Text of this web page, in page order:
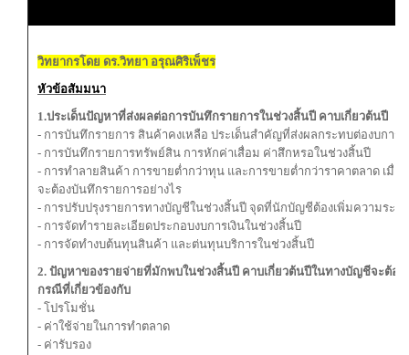
วิทยากรโดย ดร.วิทยา อรุณศิริเพ็ชร
หัวข้อสัมมนา
1.ประเด็นปัญหาที่ส่งผลต่อการบันทึกรายการในช่วงสิ้นปี คาบเกี่ยวต้นปี
- การบันทึกรายการ สินค้าคงเหลือ ประเด็นสำคัญที่ส่งผลกระทบต่องบการเ
- การบันทึกรายการทรัพย์สิน การหักค่าเสื่อม ค่าสึกหรอในช่วงสิ้นปี
- การทำลายสินค้า การขายต่ำกว่าทุน และการขายต่ำกว่าราคาตลาด เมื่อ
จะต้องบันทึกรายการอย่างไร
- การปรับปรุงรายการทางบัญชีในช่วงสิ้นปี จุดที่นักบัญชีต้องเพิ่มความระมั
- การจัดทำรายละเอียดประกอบงบการเงินในช่วงสิ้นปี
- การจัดทำงบต้นทุนสินค้า และต่นทุนบริการในช่วงสิ้นปี
2. ปัญหาของรายจ่ายที่มักพบในช่วงสิ้นปี คาบเกี่ยวต้นปีในทางบัญชีจะต้อง
กรณีที่เกี่ยวข้องกับ
- โปรโมชั่น
- ค่าใช้จ่ายในการทำตลาด
- ค่ารับรอง